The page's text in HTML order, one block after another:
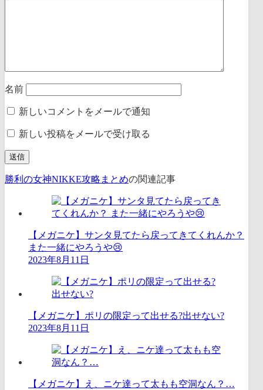
名前
新しいコメントをメールで通知
新しい投稿をメールで受け取る
勝利の女神NIKKE攻略まとめの関連記事
【メガニケ】サンタ見てたら戻ってきてくれんか？
また一緒にやろうや😢
2023年8月11日
【メガニケ】ポリの限定って出せる?出せない?
2023年8月11日
【メガニケ】え、ニケ達って太もも空洞なん？…